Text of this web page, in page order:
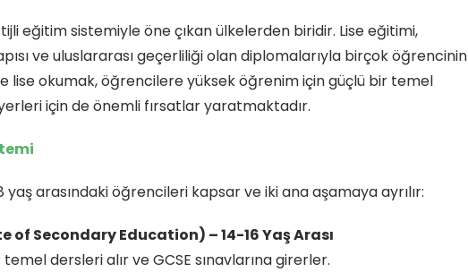
eğitim sistemiyle öne çıkan ülkelerden biridir. Lise eğitimi,
ve uluslararası geçerliliği olan diplomalarıyla birçok öğrencinin
lise okumak, öğrencilere yüksek öğrenim için güçlü bir temel
için de önemli fırsatlar yaratmaktadır.
yaş arasındaki öğrencileri kapsar ve iki ana aşamaya ayrılır:
of Secondary Education) – 14-16 Yaş Arası
dersleri alır ve GCSE sınavlarına girerler.